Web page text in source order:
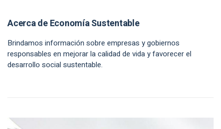
Acerca de Economía Sustentable
Brindamos información sobre empresas y gobiernos
responsables en mejorar la calidad de vida y favorecer el
desarrollo social sustentable.